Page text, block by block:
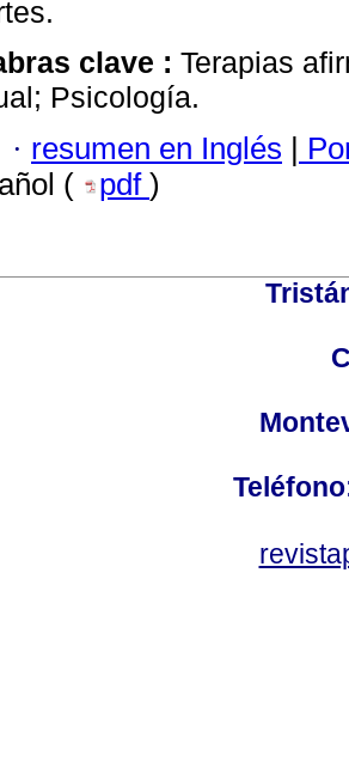
clave : Terapias
Psicología.
· resumen en Inglés |
(
pdf )